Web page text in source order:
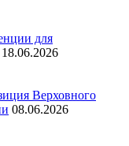
для
18.06.2026
Верховного
08.06.2026